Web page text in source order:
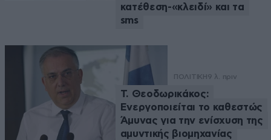
κατέθεση-«κλειδί» και τα
sms
ΠΟΛΙΤΙΚΗ9 λ. πριν
Τ. Θεοδωρικάκος:
Ενεργοποιείται το καθεστώς
Άμυνας για την ενίσχυση της
αμυντικής βιομηχανίας